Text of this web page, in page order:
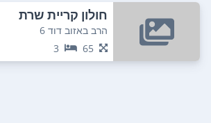
חולון קריית שרת
הרב באזוב דוד 6
65
3